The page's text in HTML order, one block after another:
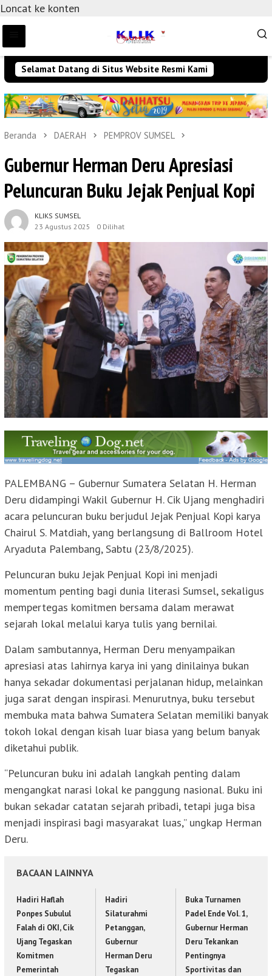
Loncat ke konten
Selamat Datang di Situs Website Resmi Kami
Beranda DAERAH PEMPROV SUMSEL
Gubernur Herman Deru Apresiasi
Peluncuran Buku Jejak Penjual Kopi
KLIKS SUMSEL
23 Agustus 2025
0 Dilihat
PALEMBANG – Gubernur Sumatera Selatan H. Herman
Deru didampingi Wakil Gubernur H. Cik Ujang menghadiri
acara peluncuran buku berjudul Jejak Penjual Kopi karya
Chairul S. Matdiah, yang berlangsung di Ballroom Hotel
Aryaduta Palembang, Sabtu (23/8/2025).
Peluncuran buku Jejak Penjual Kopi ini menjadi
momentum penting bagi dunia literasi Sumsel, sekaligus
mempertegas komitmen bersama dalam merawat
sejarah lokal melalui karya tulis yang bernilai.
Dalam sambutannya, Herman Deru menyampaikan
apresiasi atas lahirnya karya ini yang dinilainya bukan
hanya sekadar dokumentasi perjalanan hidup, melainkan
juga sarat dengan inspirasi. Menurutnya, buku tersebut
membuka mata bahwa Sumatera Selatan memiliki banyak
tokoh lokal dengan kisah luar biasa yang belum banyak
diketahui publik.
“Peluncuran buku ini adalah langkah penting dalam
mengangkat narasi lokal ke panggung nasional. Buku ini
bukan sekadar catatan sejarah pribadi, tetapi juga bisa
menjadi inspirasi bagi masyarakat luas,” ungkap Herman
Deru.
BACAAN LAINNYA
Hadiri Haflah
Ponpes Subulul
Falah di OKI, Cik
Ujang Tegaskan
Komitmen
Pemerintah
Hadiri
Silaturahmi
Petanggan,
Gubernur
Herman Deru
Tegaskan
Buka Turnamen
Padel Ende Vol. 1,
Gubernur Herman
Deru Tekankan
Pentingnya
Sportivitas dan